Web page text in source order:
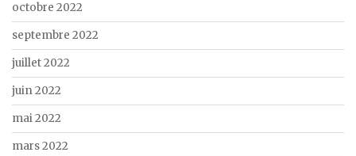
octobre 2022
septembre 2022
juillet 2022
juin 2022
mai 2022
mars 2022